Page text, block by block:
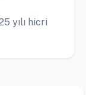
yılı hicri